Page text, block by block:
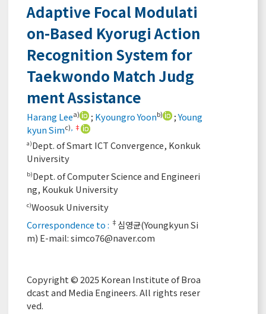
Adaptive Focal Modulati
on-Based Kyorugi Action
Recognition System for
Taekwondo Match Judg
ment Assistance
Harang Leea) ; Kyoungro Yoonb) ;Young
kyun Simc) ‡
a)Dept. of Smart ICT Convergence, Konkuk
University
b)Dept. of Computer Science and Engineeri
ng, Koukuk University
c)Woosuk University
Correspondence to : ‡ 심영균(Youngkyun Si
m) E-mail:simco76@naver.com
Copyright © 2025 Korean Institute of Broa
dcast and Media Engineers. All rights reser
ved.